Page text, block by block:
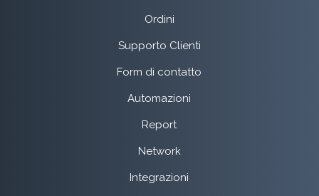
Ordini
Supporto Clienti
Form di contatto
Automazioni
Report
Network
Integrazioni